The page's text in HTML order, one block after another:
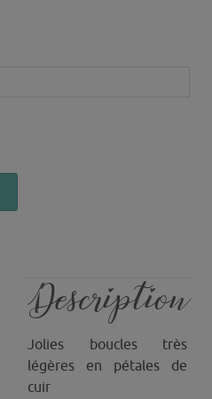
Description
Jolies boucles très
légères en pétales de
cuir